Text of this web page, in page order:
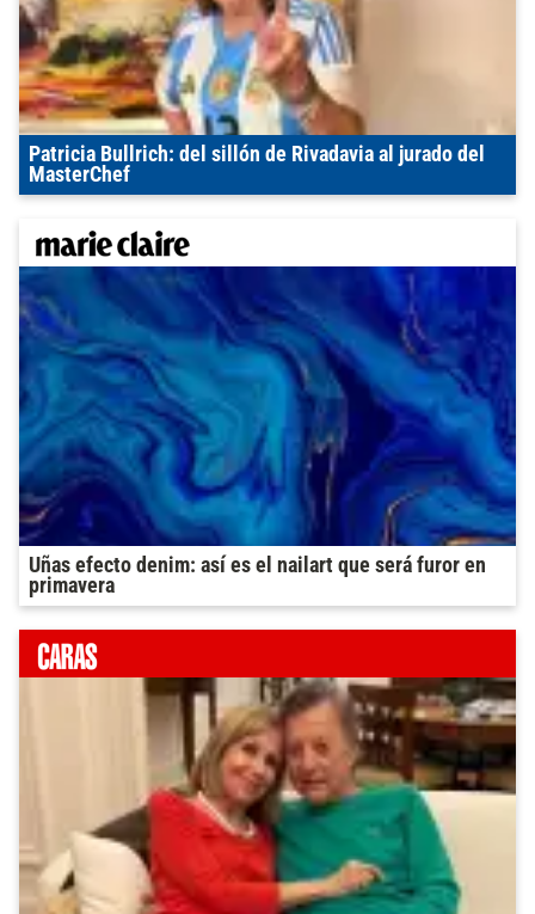
Patricia Bullrich: del sillón de Rivadavia al jurado del
MasterChef
Uñas efecto denim: así es el nailart que será furor en
primavera